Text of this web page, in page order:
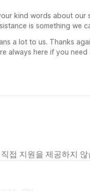
kind words about our
is something we
a lot to us. Thanks
always here if you
접 지원을 제공하지 않